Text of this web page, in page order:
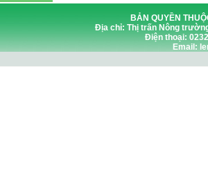
BẢN QUYỀN
Địa chỉ: Thị trấn Nông
Điện thoại:
Email: